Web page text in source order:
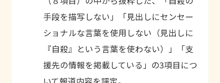
手段を描写しない」「見出しにセンセー
ショナルな言葉を使用しない（見出しに
『自殺』という言葉を使わない）」「支
援先の情報を掲載している」の3項目につ